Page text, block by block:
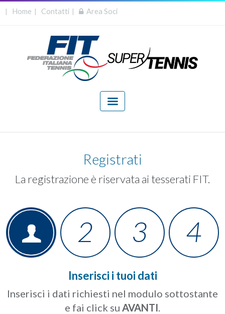
Home Contatti Area Soci
Registrati
La registrazione è riservata ai tesserati FIT.
Inserisci i tuoi dati
Inserisci i dati richiesti nel modulo sottostante
e fai click su AVANTI.